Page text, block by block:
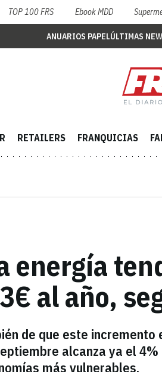
TOP 100 FRS Ebook MDD
ANUARIOS PAPELÚLTIMAS
RETAILERS FRANQUICIAS
energía
al año,
de que este
alcanza ya el
más vulnerables.